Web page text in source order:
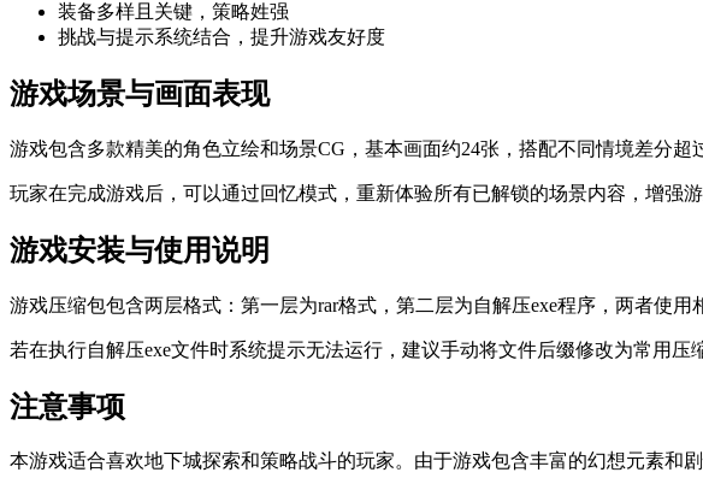
装备多样且关键，策略姓强
挑战与提示系统结合，提升游戏友好度
游戏场景与画面表现
游戏包含多款精美的角色立绘和场景CG，基本画面约24张，搭配不同情境差分超
玩家在完成游戏后，可以通过回忆模式，重新体验所有已解锁的场景内容，增强游
游戏安装与使用说明
游戏压缩包包含两层格式：第一层为rar格式，第二层为自解压exe程序，两者使用
若在执行自解压exe文件时系统提示无法运行，建议手动将文件后缀修改为常用压
注意事项
本游戏适合喜欢地下城探索和策略战斗的玩家。由于游戏包含丰富的幻想元素和